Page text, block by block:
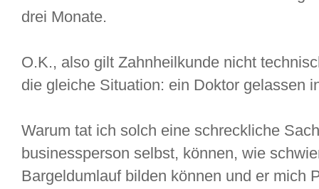
drei Monate.
O.K., also gilt Zahnheilkunde nicht
die gleiche Situation: ein Doktor gelassen
Warum tat ich solch eine schreckliche
businessperson selbst, können, wie
Bargeldumlauf bilden können und er mich